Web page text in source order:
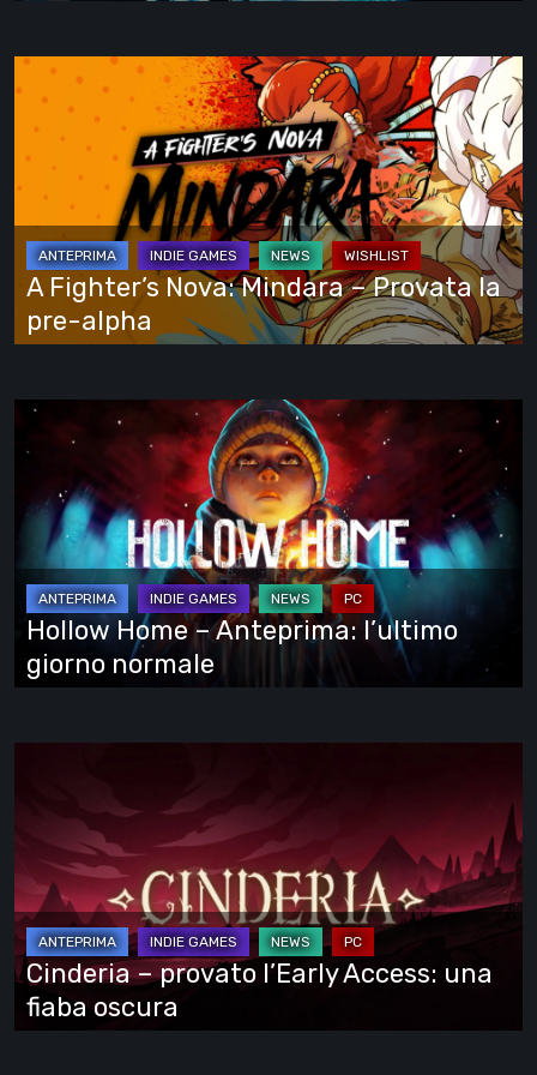
si
vede
tutto
Fighter’s
Nova:
Mindara
Provata
la
alpha
A Fighter’s Nova: Mindara – Provata la
pre-alpha
Hollow
Home
Anteprima:
l’ultimo
giorno
normale
Hollow Home – Anteprima: l’ultimo
giorno normale
provato
l’Early
Access:
una
fiaba
oscura
Cinderia – provato l’Early Access: una
fiaba oscura